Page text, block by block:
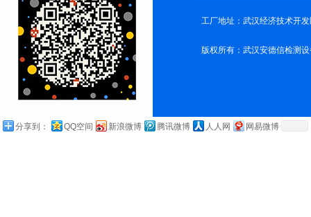
工厂地址：武汉经济技术开
版权所有：武汉安德信检测
分享到： QQ空间 新浪微博 腾讯微博 人人网 网易微博